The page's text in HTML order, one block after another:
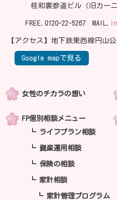
桂和裏参道ビル（旧カー
FREE. 0120-22-5267 MAIL.
【アクセス】地下鉄東西線円山
Google mapで見る
女性のチカラの想い
FP個別相談メニュー
ライフプラン相談
資産運用相談
保険の相談
家計相談
家計管理プログラム